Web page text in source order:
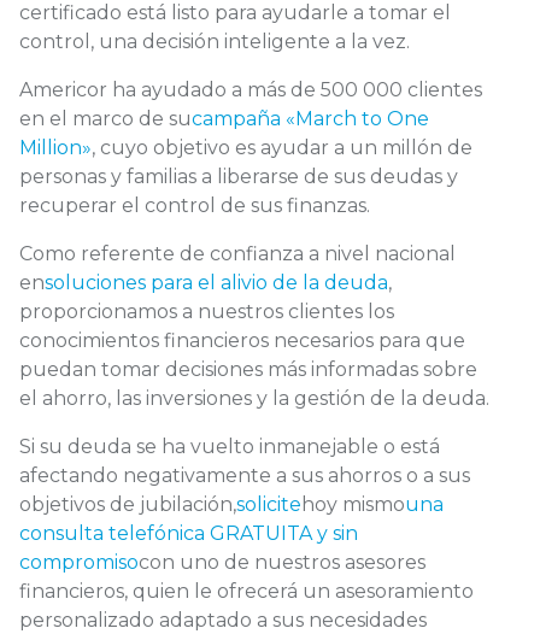
certificado está listo para ayudarle a tomar el
control, una decisión inteligente a la vez.
Americor ha ayudado a más de 500 000 clientes
en el marco de sucampaña «March to One
Million», cuyo objetivo es ayudar a un millón de
personas y familias a liberarse de sus deudas y
recuperar el control de sus finanzas.
Como referente de confianza a nivel nacional
ensoluciones para el alivio de la deuda,
proporcionamos a nuestros clientes los
conocimientos financieros necesarios para que
puedan tomar decisiones más informadas sobre
el ahorro, las inversiones y la gestión de la deuda.
Si su deuda se ha vuelto inmanejable o está
afectando negativamente a sus ahorros o a sus
objetivos de jubilación,solicite hoy mismouna
consulta telefónica GRATUITA y sin
compromisocon uno de nuestros asesores
financieros, quien le ofrecerá un asesoramiento
personalizado adaptado a sus necesidades